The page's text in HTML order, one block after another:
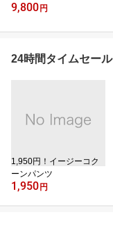
9,800 円
24時間タイムセール
1,950円！イージーコク
ーンパンツ
1,950 円